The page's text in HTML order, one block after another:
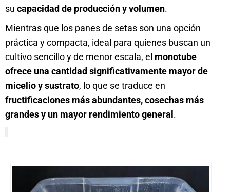
su capacidad de producción y volumen.
Mientras que los panes de setas son una opción
práctica y compacta, ideal para quienes buscan un
cultivo sencillo y de menor escala, el monotube
ofrece una cantidad significativamente mayor de
micelio y sustrato, lo que se traduce en
fructificaciones más abundantes, cosechas más
grandes y un mayor rendimiento general.